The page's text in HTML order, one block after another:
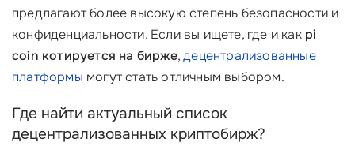
предлагают более высокую степень безопасности и
конфиденциальности. Если вы ищете, где и как pi
coin котируется на бирже,децентрализованные
платформы могут стать отличным выбором.
Где найти актуальный список
децентрализованных криптобирж?